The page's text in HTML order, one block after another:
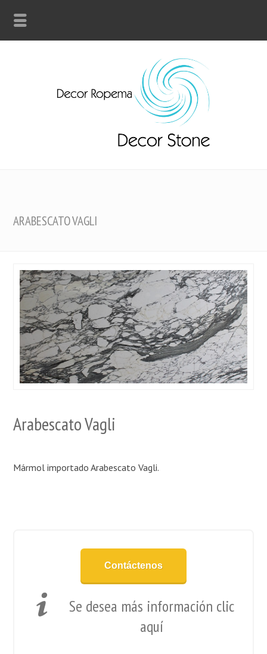
ARABESCATO VAGLI
Arabescato Vagli
Mármol importado Arabescato Vagli.
Contáctenos
Se desea más información clic
aquí